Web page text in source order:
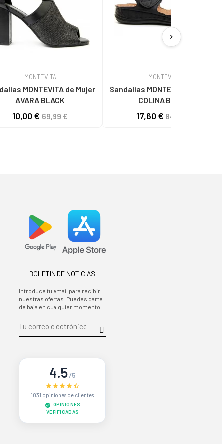
MONTEVITA
MONTEVITA de Mujer
AVARA BLACK
10,00 € 69,99 €
MONTEVITA
Sandalias MONTEVITA de Mujer
COLINA BLACK
17,60 €84,99 €
chevron_right
BOLETIN DE NOTICIAS
Introduce tu email para recibir
nuestras ofertas. Puedes darte
de baja en cualquier momento.
4.5/5
1031 opiniones de clientes
OPINIONES
VERIFICADAS